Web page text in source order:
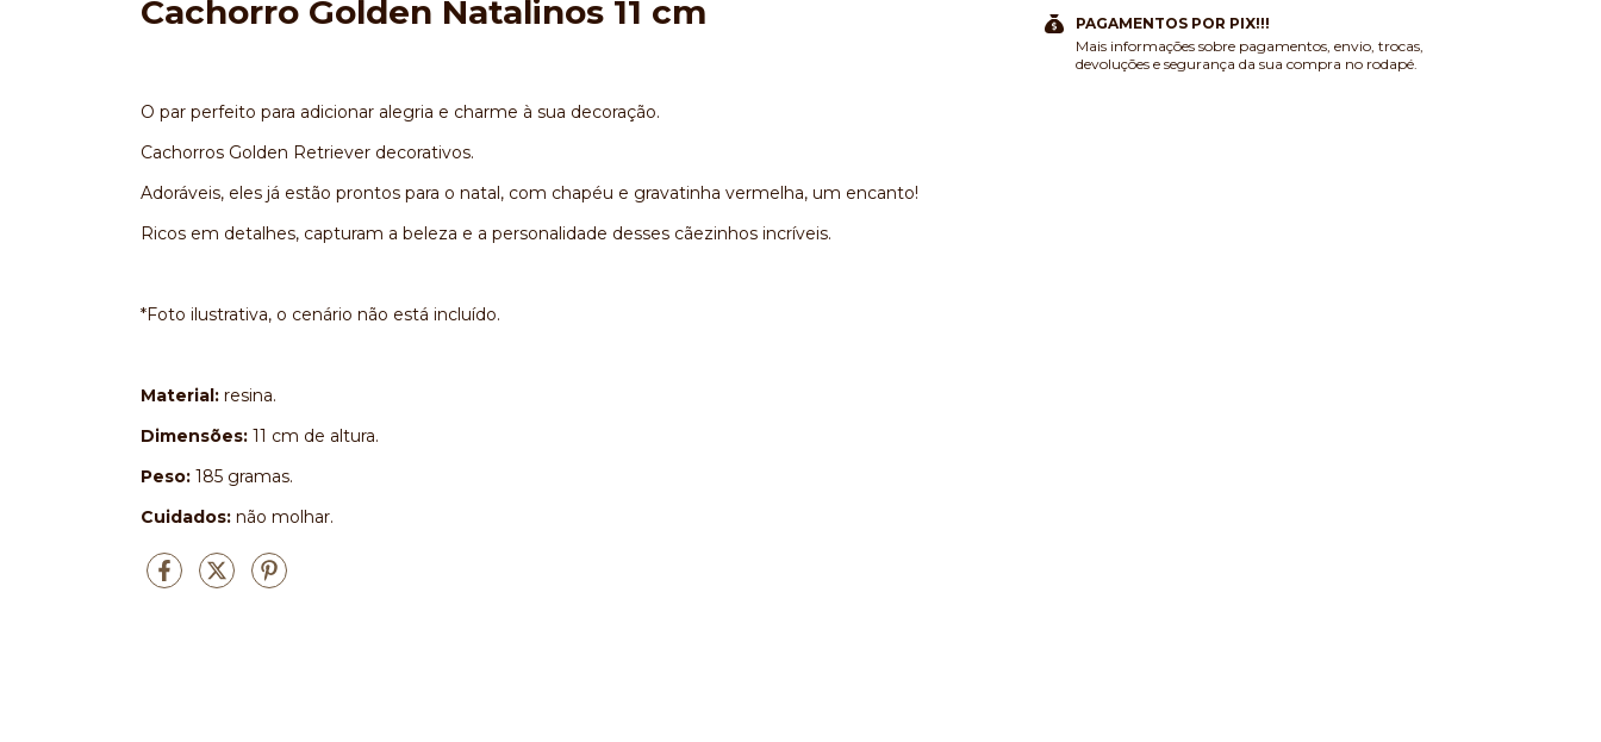
Cachorro Golden Natalinos 11 cm
O par perfeito para adicionar alegria e charme à sua decoração.
Cachorros Golden Retriever decorativos.
Adoráveis, eles já estão prontos para o natal, com chapéu e gravatinha vermelha, um encanto!
Ricos em detalhes, capturam a beleza e a personalidade desses cãezinhos incríveis.
*Foto ilustrativa, o cenário não está incluído.
Material: resina.
Dimensões: 11 cm de altura.
Peso: 185 gramas.
Cuidados: não molhar.
PAGAMENTOS POR PIX!!!
Mais informações sobre pagamentos, envio, trocas,
devoluções e segurança da sua compra no rodapé.